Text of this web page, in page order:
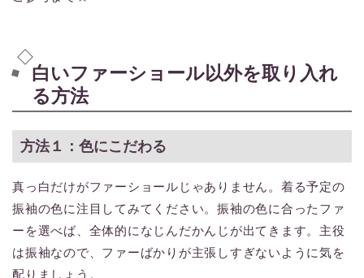
白いファーショール以外を取り入れ
る方法
方法１：色にこだわる
真っ白だけがファーショールじゃありません。着る予定の
振袖の色に注目してみてください。振袖の色に合ったファ
ーを選べば、全体的になじんだかんじが出てきます。主役
は振袖なので、ファーばかりが主張しすぎないように気を
配りましょう。